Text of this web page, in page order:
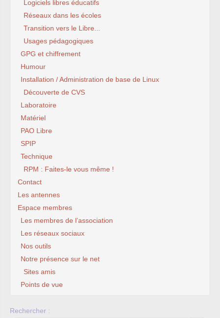
Logiciels libres éducatifs
Réseaux dans les écoles
Transition vers le Libre...
Usages pédagogiques
GPG et chiffrement
Humour
Installation / Administration de base de Linux
Découverte de CVS
Laboratoire
Matériel
PAO Libre
SPIP
Technique
RPM : Faites-le vous même !
Contact
Les antennes
Espace membres
Les membres de l’association
Les réseaux sociaux
Nos outils
Notre présence sur le net
Sites amis
Points de vue
Rechercher :